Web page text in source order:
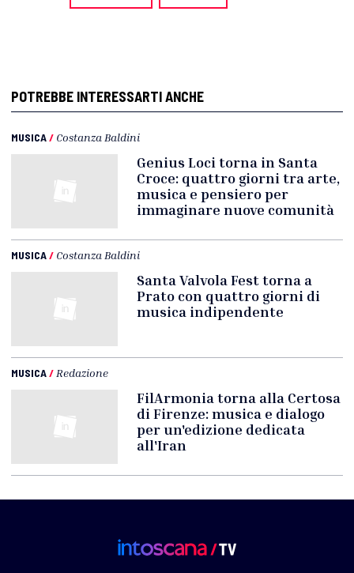
POTREBBE INTERESSARTI ANCHE
MUSICA/ Costanza Baldini
Genius Loci torna in Santa
Croce: quattro giorni tra arte,
musica e pensiero per
immaginare nuove comunità
MUSICA/ Costanza Baldini
Santa Valvola Fest torna a
Prato con quattro giorni di
musica indipendente
MUSICA/ Redazione
FilArmonia torna alla Certosa
di Firenze: musica e dialogo
per un'edizione dedicata
all'Iran